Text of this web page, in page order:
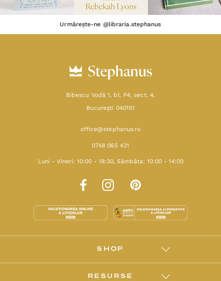
Urmărește-ne @libraria.stephanus
Bibescu Vodă 1, bl. P4, sect. 4,
Bucureşti 040151
office@stephanus.ro
0748 065 431
Luni - Vineri: 10:00 - 18:30, Sâmbăta: 10:00 - 14:00
SHOP
RESURSE